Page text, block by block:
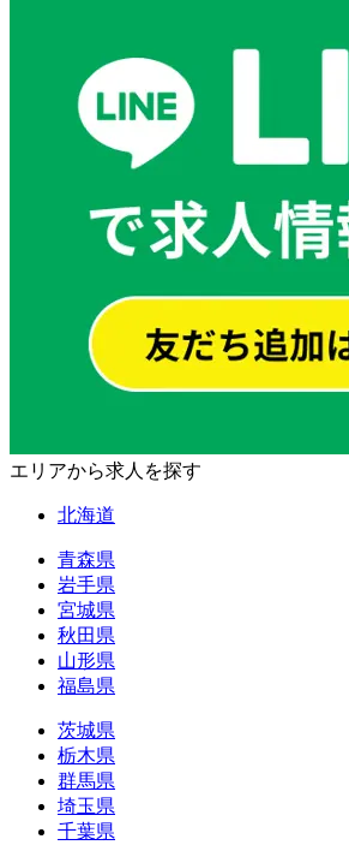
エリアから求人を探す
北海道
青森県
岩手県
宮城県
秋田県
山形県
福島県
茨城県
栃木県
群馬県
埼玉県
千葉県